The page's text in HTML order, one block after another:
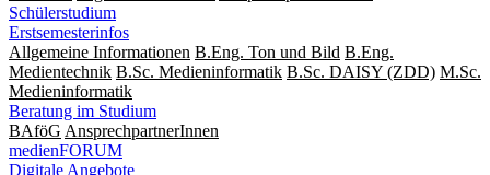
Schülerstudium
Erstsemesterinfos
Allgemeine Informationen B.Eng. Ton und Bild B.Eng.
Medientechnik B.Sc. Medieninformatik B.Sc. DAISY (ZDD) M.Sc.
Medieninformatik
Beratung im Studium
BAföG AnsprechpartnerInnen
medienFORUM
Digitale Angebote